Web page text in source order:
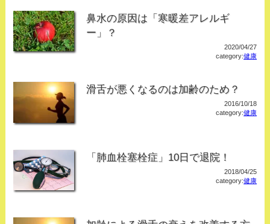
鼻水の原因は「寒暖差アレルギ
ー」？
2020/04/27
category:健康
滑舌が悪くなるのは加齢のため？
2016/10/18
category:健康
「肺血栓塞栓症」10日で退院！
2018/04/25
category:健康